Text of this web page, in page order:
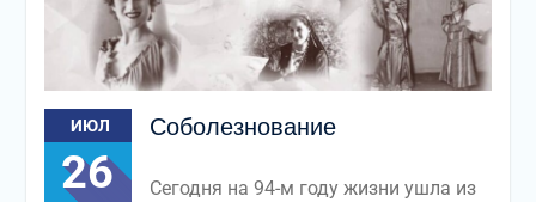
ИЮЛ
26
Соболезнование
Сегодня на 94-м году жизни ушла из